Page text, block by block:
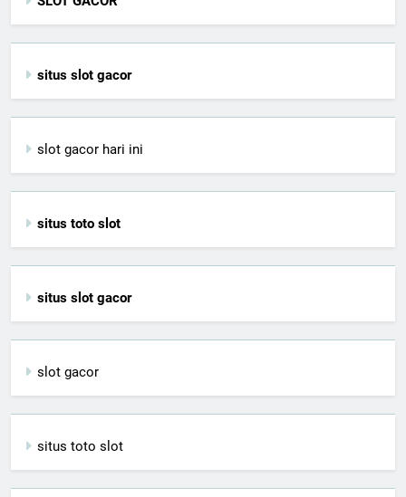
situs slot gacor
slot gacor hari ini
situs toto slot
situs slot gacor
slot gacor
situs toto slot